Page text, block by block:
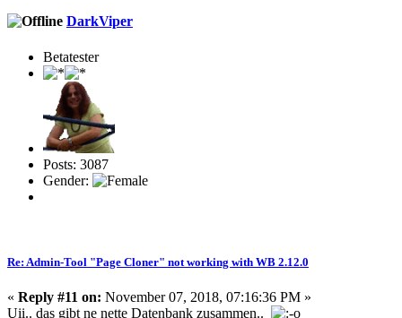
DarkViper
Betatester
Posts: 3087
Gender:
Re: Admin-Tool "Page Cloner" not working with WB 2.12.0
« Reply #11 on: November 07, 2018, 07:16:36 PM »
Uii.. das gibt ne nette Datenbank zusammen..